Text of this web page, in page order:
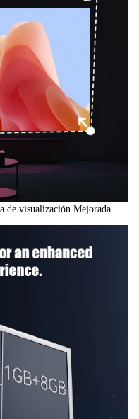
de visualización Mejorada.